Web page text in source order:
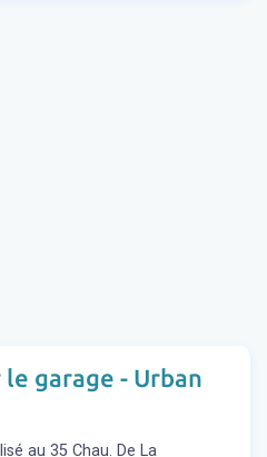
garage - Urban
au 35 Chau. De La